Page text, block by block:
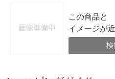
この商品と
イメージが
検